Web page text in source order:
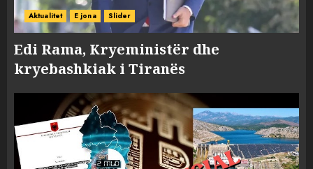
Aktualitet E jona Slider
Edi Rama, Kryeministër dhe
kryebashkiak i Tiranës